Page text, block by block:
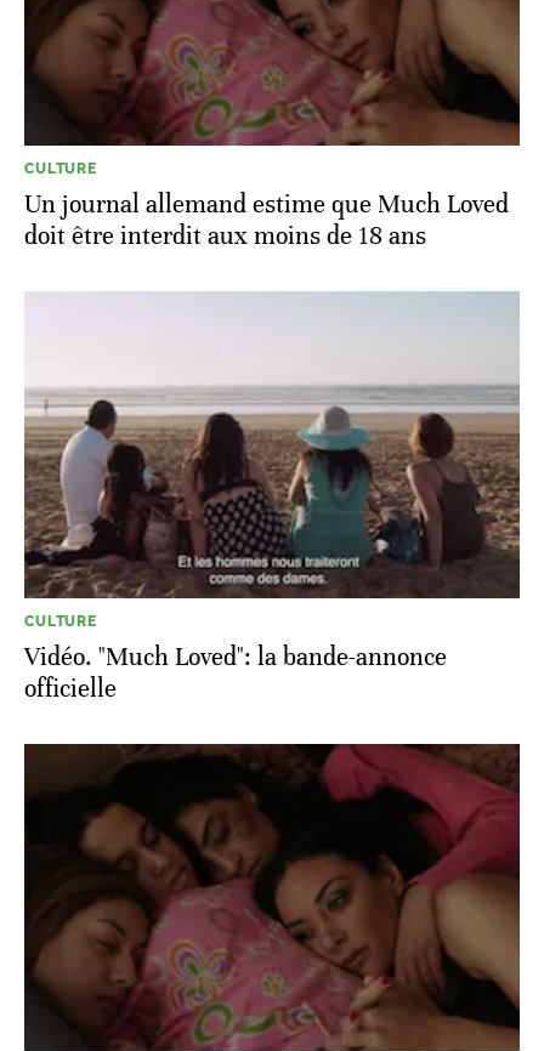
CULTURE
Un journal allemand estime que Much Loved
doit être interdit aux moins de 18 ans
CULTURE
Vidéo. "Much Loved": la bande-annonce
officielle